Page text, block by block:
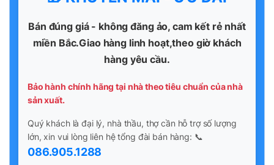
Bán đúng giá - không đăng ảo, cam kết rẻ nhất
miền Bắc.Giao hàng linh hoạt,theo giờ khách
hàng yêu cầu.
Bảo hành chính hãng tại nhà theo tiêu chuẩn của nhà
sản xuất.
Quý khách là đại lý, nhà thầu, thợ cần hỗ trợ số lượng
lớn, xin vui lòng liên hệ tổng đài bán hàng: 📞
086.905.1288